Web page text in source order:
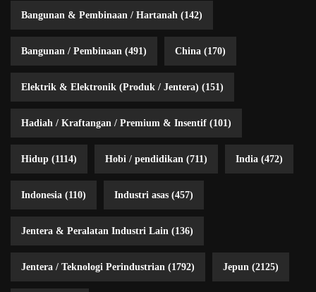
Bangunan & Pembinaan / Hartanah (142)
Bangunan / Pembinaan (491) China (170)
Elektrik & Elektronik (Produk / Jentera) (151)
Hadiah / Kraftangan / Premium & Insentif (101)
Hidup (1114) Hobi / pendidikan (711) India (472)
Indonesia (110) Industri asas (457)
Jentera & Peralatan Industri Lain (136)
Jentera / Teknologi Perindustrian (1792) Jepun (2125)